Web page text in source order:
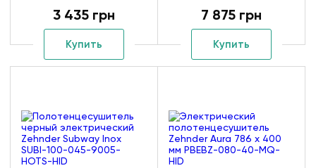
3 435 грн
Купить
7 875 грн
Купить